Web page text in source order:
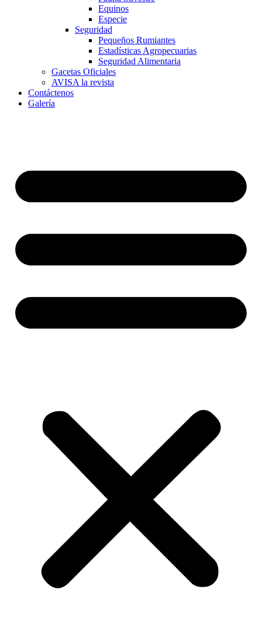
Equinos
Especie
Seguridad
Pequeños Rumiantes
Estadísticas Agropecuarias
Seguridad Alimentaria
Gacetas Oficiales
AVISA la revista
Contáctenos
Galería